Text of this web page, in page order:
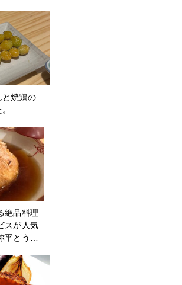
と焼鶏の
絶品料理
スが人気
平とう…